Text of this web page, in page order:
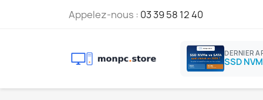
Appelez-nous : 03 39 58 12 40
DERNIER